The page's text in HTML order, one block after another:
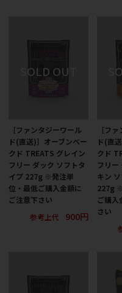
［ファンタジーワール
ド(直送)］オーブンベー
クド TREATS グレイン
フリー ダック ソフトタ
イプ 227g ※発注単
位・最低ご購入金額に
ご注意下さい
参考上代
900円
［フ
ド(直
クド
フリー
キン
227g
ご購入
さい